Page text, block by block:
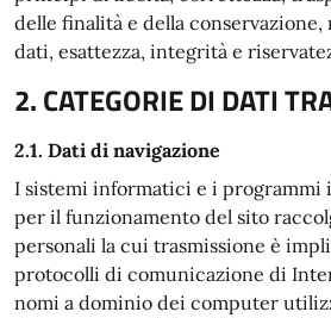
delle finalità e della
dati, esattezza, integrità e
2. CATEGORIE DI DATI
2.1. Dati di navigazione
I sistemi informatici e i
per il funzionamento del sito
personali la cui trasmissione è
protocolli di comunicazione di
nomi a dominio dei computer